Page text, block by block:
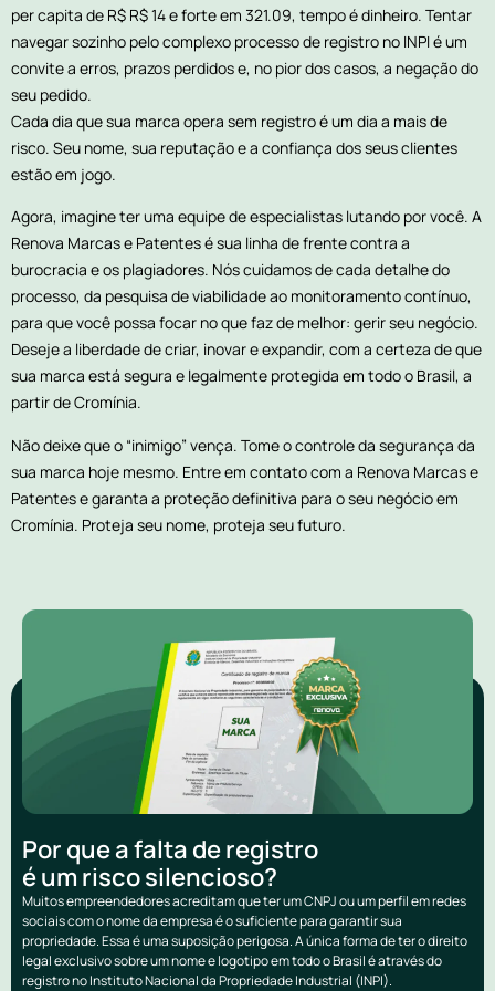
per capita de R$ R$ 14 e forte em 321.09, tempo é dinheiro. Tentar
navegar sozinho pelo complexo processo de registro no INPI é um
convite a erros, prazos perdidos e, no pior dos casos, a negação do
seu pedido.
Cada dia que sua marca opera sem registro é um dia a mais de
risco. Seu nome, sua reputação e a confiança dos seus clientes
estão em jogo.
Agora, imagine ter uma equipe de especialistas lutando por você. A
Renova Marcas e Patentes é sua linha de frente contra a
burocracia e os plagiadores. Nós cuidamos de cada detalhe do
processo, da pesquisa de viabilidade ao monitoramento contínuo,
para que você possa focar no que faz de melhor: gerir seu negócio.
Deseje a liberdade de criar, inovar e expandir, com a certeza de que
sua marca está segura e legalmente protegida em todo o Brasil, a
partir de Cromínia.
Não deixe que o “inimigo” vença. Tome o controle da segurança da
sua marca hoje mesmo. Entre em contato com a Renova Marcas e
Patentes e garanta a proteção definitiva para o seu negócio em
Cromínia. Proteja seu nome, proteja seu futuro.
Por que a falta de registro
é um risco silencioso?
Muitos empreendedores acreditam que ter um CNPJ ou um perfil em redes
sociais com o nome da empresa é o suficiente para garantir sua
propriedade. Essa é uma suposição perigosa. A única forma de ter o direito
legal exclusivo sobre um nome e logotipo em todo o Brasil é através do
registro no Instituto Nacional da Propriedade Industrial (INPI).